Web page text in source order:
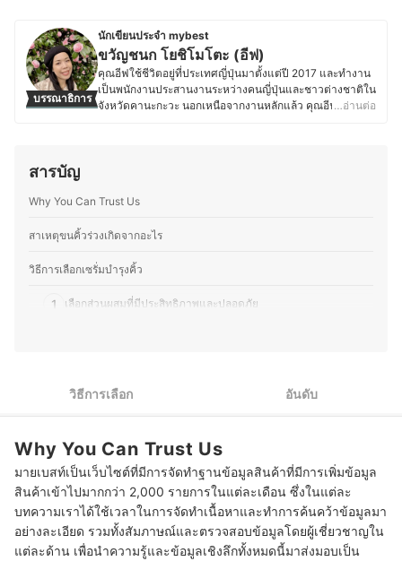
บรรณาธิการ
นักเขียนประจำ mybest
ขวัญชนก โยชิโมโตะ (อีฟ)
คุณอีฟใช้ชีวิตอยู่ที่ประเทศญี่ปุ่นมาตั้งแต่ปี 2017 และทำงาน
เป็นพนักงานประสานงานระหว่างคนญี่ปุ่นและชาวต่างชาติใน
จังหวัดคานะกะวะ นอกเหนือจากงานหลักแล้ว คุณอีฟยัง
ไม่ว่าจะเป็นแต่งหน้าเจ้าสาว แต่งหน้ารับปริญญา หรือแต่ง
เหมาะกับสภาพผิวและโอกาสต่าง ๆ ซึ่งนอกจากด้านความ
ใหม่ ๆ ที่ผสมผสานระหว่างอาหารไทยและญี่ปุ่น รวมถึงสอนทำ
ที่หาได้ในญี่ปุ่น และปรับรสชาติให้เข้ากับวัฒนธรรมการกิน
…อ่านต่อ
สารบัญ
Why You Can Trust Us
สาเหตุขนคิ้วร่วงเกิดจากอะไร
วิธีการเลือกเซรั่มบำรุงคิ้ว
1 เลือกส่วนผสมที่มีประสิทธิภาพและปลอดภัย
10 เซรั่มบำรุงคิ้ว ยี่ห้อไหนดี คิ้วหนา ลดการหลุดร่วง
อาหารที่ช่วยบำรุงขนคิ้วมีอะไรบ้าง?
บทความที่เกี่ยวข้องกับเซรั่มบำรุงคิ้ว
วิธีการเลือก อันดับ
Why You Can Trust Us
มายเบสท์เป็นเว็บไซต์ที่มีการจัดทำฐานข้อมูลสินค้าที่มีการเพิ่มข้อมูล
สินค้าเข้าไปมากกว่า 2,000 รายการในแต่ละเดือน ซึ่งในแต่ละ
บทความเราได้ใช้เวลาในการจัดทำเนื้อหาและทำการค้นคว้าข้อมูลมา
อย่างละเอียด รวมทั้งสัมภาษณ์และตรวจสอบข้อมูลโดยผู้เชี่ยวชาญใน
แต่ละด้าน เพื่อนำความรู้และข้อมูลเชิงลึกทั้งหมดนี้มาส่งมอบเป็น